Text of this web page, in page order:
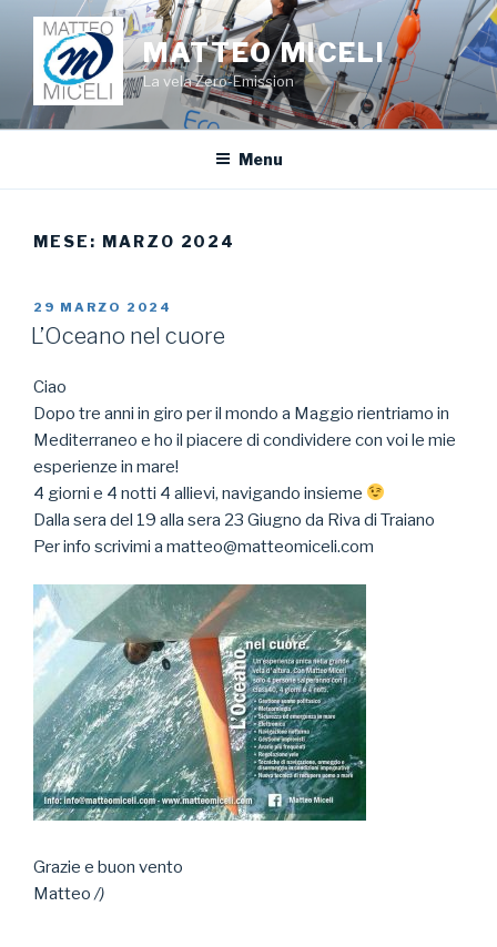
Salta
contenuto
MATTEO MICELI
La vela Zero-Emission
Menu
MESE: MARZO 2024
PUBBLICATO
IL
29 MARZO 2024
L’Oceano nel cuore
Ciao
Dopo tre anni in giro per il mondo a Maggio rientriamo in
Mediterraneo e ho il piacere di condividere con voi le mie
esperienze in mare!
4 giorni e 4 notti 4 allievi, navigando insieme
Dalla sera del 19 alla sera 23 Giugno da Riva di Traiano
Per info scrivimi a matteo@matteomiceli.com
Grazie e buon vento
Matteo /)